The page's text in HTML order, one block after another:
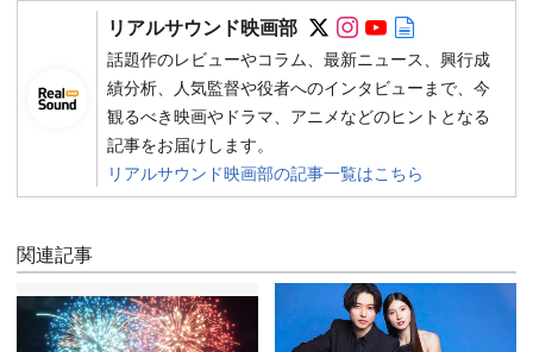
リアルサウンド映画部 Follow on SNS
Follow on SNS
Follow on
話題作のレビューやコラム、最新ニュース、興行成
績分析、人気監督や役者へのインタビューまで、今
観るべき映画やドラマ、アニメなどのヒントとなる
記事をお届けします。
リアルサウンド映画部の記事一覧はこちら
関連記事